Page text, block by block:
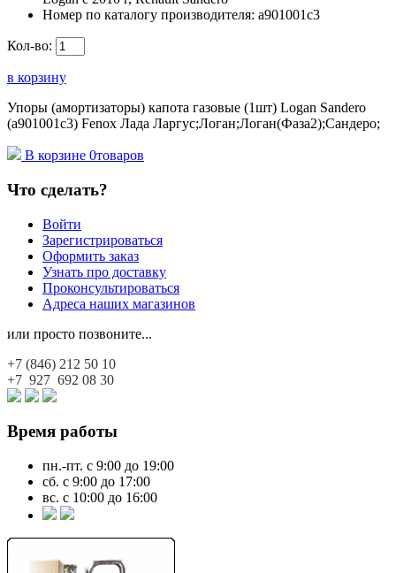
Номер по каталогу производителя: a901001c3
Кол-во:
в корзину
Упоры (амортизаторы) капота газовые (1шт) Logan Sandero
(a901001c3) Fenox Лада Ларгус;Логан;Логан(Фаза2);Сандеро;
В корзине 0товаров
Что сделать?
Войти
Зарегистрироваться
Оформить заказ
Узнать про доставку
Проконсультироваться
Адреса наших магазинов
или просто позвоните...
+7 (846) 212 50 10
+7 927 692 08 30
Время работы
пн.-пт. с 9:00 до 19:00
сб. с 9:00 до 17:00
вс. с 10:00 до 16:00